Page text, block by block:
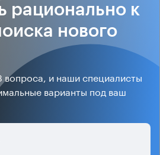
рационально к
нового
вопроса, и наши специалисты
варианты под ваш